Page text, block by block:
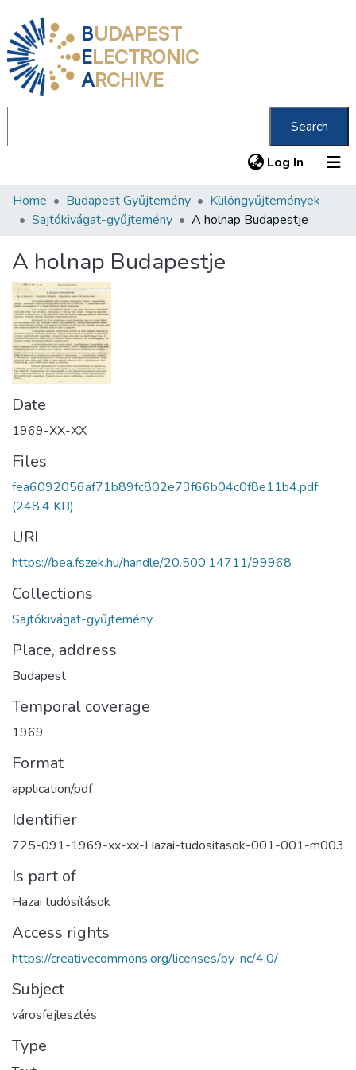
BUDAPEST
ELECTRONIC
ARCHIVE
Search
Log In (current)
Communities & Collections
Statistics
About us
Home Budapest Gyűjtemény
Különgyűjtemények
Sajtókivágat-gyűjtemény
A holnap Budapestje
A holnap Budapestje
Date
1969-XX-XX
Files
fea6092056af71b89fc802e73f66b04c0f8e11b4.pdf
(248.4 KB)
URI
https://bea.fszek.hu/handle/20.500.14711/99968
Collections
Sajtókivágat-gyűjtemény
Place, address
Budapest
Temporal coverage
1969
Format
application/pdf
Identifier
725-091-1969-xx-xx-Hazai-tudositasok-001-001-m003
Is part of
Hazai tudósítások
Access rights
https://creativecommons.org/licenses/by-nc/4.0/
Subject
városfejlesztés
Type